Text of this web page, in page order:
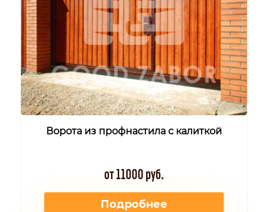
Ворота из профнастила с калиткой
от 11000 руб.
Подробнее